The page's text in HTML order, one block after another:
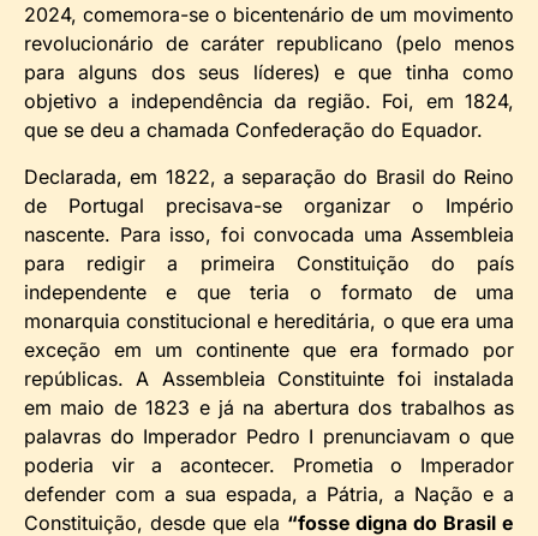
2024, comemora-se o bicentenário de um movimento
revolucionário de caráter republicano (pelo menos
para alguns dos seus líderes) e que tinha como
objetivo a independência da região. Foi, em 1824,
que se deu a chamada Confederação do Equador.
Declarada, em 1822, a separação do Brasil do Reino
de Portugal precisava-se organizar o Império
nascente. Para isso, foi convocada uma Assembleia
para redigir a primeira Constituição do país
independente e que teria o formato de uma
monarquia constitucional e hereditária, o que era uma
exceção em um continente que era formado por
repúblicas. A Assembleia Constituinte foi instalada
em maio de 1823 e já na abertura dos trabalhos as
palavras do Imperador Pedro I prenunciavam o que
poderia vir a acontecer. Prometia o Imperador
defender com a sua espada, a Pátria, a Nação e a
Constituição, desde que ela “fosse digna do Brasil e